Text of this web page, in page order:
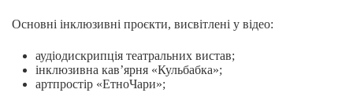
Основні інклюзивні проєкти, висвітлені у відео:
аудіодискрипція театральних вистав;
інклюзивна кав’ярня «Кульбабка»;
артпростір «ЕтноЧари»;